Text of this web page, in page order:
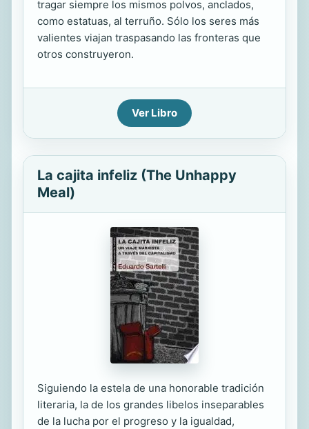
tragar siempre los mismos polvos, anclados,
como estatuas, al terruño. Sólo los seres más
valientes viajan traspasando las fronteras que
otros construyeron.
Ver Libro
La cajita infeliz (The Unhappy
Meal)
Siguiendo la estela de una honorable tradición
literaria, la de los grandes libelos inseparables
de la lucha por el progreso y la igualdad,